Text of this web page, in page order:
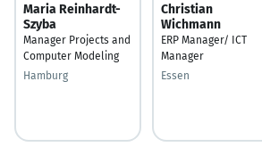
Maria Reinhardt-
Szyba
Manager Projects and
Computer Modeling
Hamburg
Christian
Wichmann
ERP Manager/ ICT
Manager
Essen